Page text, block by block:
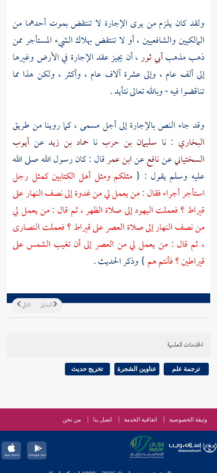
ولقد كان يلزم من يرى الإجارة لا تنتقض بموت أحدهما من
المالكيين والشافعيين ، أو لا تنتقض بهلاك الشيء المستأجر ممن
ذهب مذهبأبي ثور، أن يجيز عقد الإجارة في الأرض وغيرها
إلى ألف عام ، وإلى عشرة آلاف عام ، وأكثر ، ولكن هذا مما
تناقضوا فيه - وبالله تعالى نتأيد .
وقد جاء النص بالإجارة إلى أجل مسمى ، كما روينا من طريق
البخاري : نا سليمان بن حرب نا حماد بن زيدعن أيوب
السختيانيعننافععنابن عمرقال : كان رسول الله صلى الله
عليه وسلم يقول : { مثلكم ومثل أهل الكتابين كمثل رجل
استأجر أجراء فقال : من يعمل لي من غدوة إلى نصف النهار على
قيراط ؟ فعملتاليهودإلى صلاة الظهر ، ثم قال : من يعمل لي
من نصف النهار إلى صلاة العصر على قيراط ؟ فعملتالنصارى
، ثم قال : من يعمل لي من العصر إلى أن تغيب الشمس على
قيراطين ؟ فأنتم هم} وذكر الحديث .
التالي السابق
الخدمات العلمية
ترجمة علم عناوين الشجرة تخريج حديث
وثيقة الخصوصية اتفاقية الخدمة اتصل بنا من نحن